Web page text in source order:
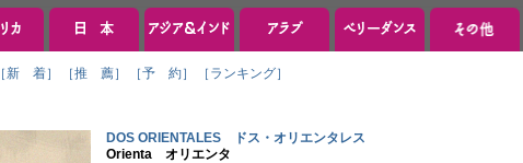
［新 着］ ［推 薦］ ［予 約］ ［ランキング］
DOS ORIENTALES ドス・オリエンタレス
Orienta オリエンタ